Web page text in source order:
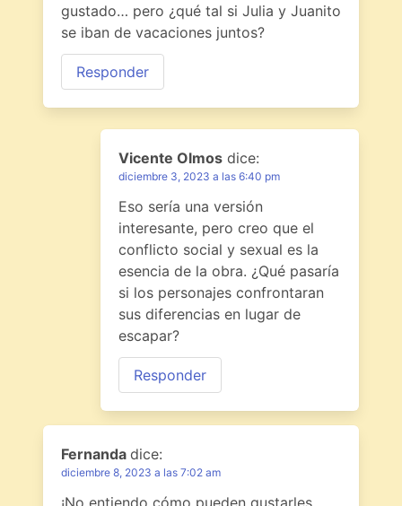
gustado… pero ¿qué tal si Julia y Juanito
se iban de vacaciones juntos?
Responder
Vicente Olmos dice:
diciembre 3, 2023 a las 6:40 pm
Eso sería una versión
interesante, pero creo que el
conflicto social y sexual es la
esencia de la obra. ¿Qué pasaría
si los personajes confrontaran
sus diferencias en lugar de
escapar?
Responder
Fernanda dice:
diciembre 8, 2023 a las 7:02 am